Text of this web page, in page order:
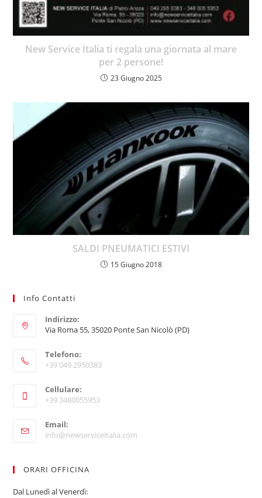
New Service Italia ti regala una giornata al mare
per 2 persone!
23 Giugno 2025
SALDI PNEUMATICI ESTIVI
15 Giugno 2018
Info Contatti
Indirizzo:
Via Roma 55, 35020 Ponte San Nicolò (PD)
Telefono:
+39 049 2950383
in
your
application
Cellulare:
+39 3480055953
in
your
Email:
info@newserviceitalia.com
ORARI OFFICINA
Dal Lunedì al Venerdì: